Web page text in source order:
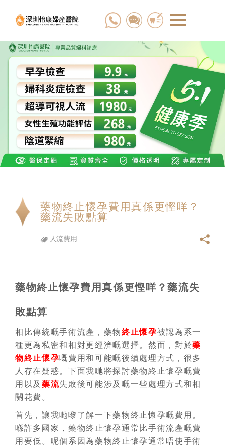
藥物終止懷孕費用真係更慳咩？
藥流失敗點算
人流費用
藥物終止懷孕費用真係更慳咩？藥流失
敗點算
相比傳統嘅手術流產，藥物終止懷孕被認為系一
種更為私密和相對更經濟嘅選擇。然而，對於藥
物終止懷孕嘅費用和可能嘅後續處理方式，很多
人存在疑惑。下面我哋將探討藥物終止懷孕嘅費
用以及藥流失敗後可能涉及嘅一些處理方式和相
關花費。
首先，讓我哋嚟了解一下藥物終止懷孕嘅費用。
喺許多國家，藥物終止懷孕通常比手術流產嘅費
用要低。呢個系因為藥物終止懷孕通常唔使手術